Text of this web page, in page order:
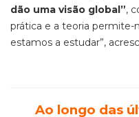
dão uma visão global”,
prática e a teoria permite-
estamos a estudar”,
Ao longo das